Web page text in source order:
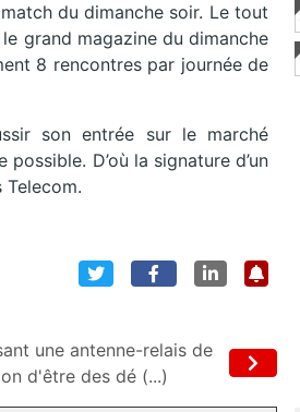
du dimanche soir. Le tout
grand magazine du dimanche
8 rencontres par journée de
son entrée sur le marché
D’où la signature d’un
une antenne-relais de
d'être des dé (...)